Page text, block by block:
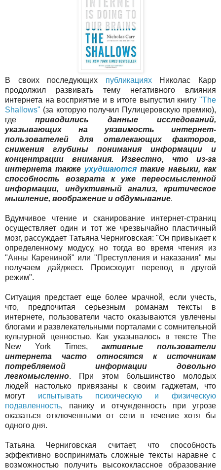
В своих последующих публикацияхНиколас Карр
продолжил развивать тему негативного влияния
интернета на восприятие и в итоге выпустил книгу "The
Shallows" (за которую получил Пулицеровскую премию),
где приводились данные исследований,
указывающих на уязвимость интернет-
пользователей для отвлекающих факторов,
снижения глубины понимания информации и
концентрации внимания. Известно, что из-за
интернета также ухудшаются такие навыки, как
способность возврата к уже переосмысленной
информации, индуктивный анализ, критическое
мышление, воображение и обдумывание.
Вдумчивое чтение и сканирование интернет-страниц
осуществляет один и тот же чрезвычайно пластичный
мозг, рассуждает Татьяна Черниговская: "Он привыкает к
определенному модусу, но тогда во время чтения из
"Анны Карениной" или "Преступления и наказания" мы
получаем дайджест. Происходит перевод в другой
режим".
Ситуация предстает еще более мрачной, если учесть,
что, предпочитая серьезным романам тексты в
интернете, пользователи часто оказываются увлечены
блогами и развлекательными порталами с сомнительной
культурной ценностью. Как указывалось в тексте The
New York Times, активные пользователи
интернета часто относятся к источникам
потребляемой информации довольно
легкомысленно. При этом большинство молодых
людей настолько привязаны к своим гаджетам, что
могут испытывать психическую и физическую
подавленность, панику и отчужденность при угрозе
оказаться отключенными от сети в течение хотя бы
одного дня.
Татьяна Черниговская считает, что способность
эффективно воспринимать сложные тексты наравне с
возможностью получить высококлассное образование